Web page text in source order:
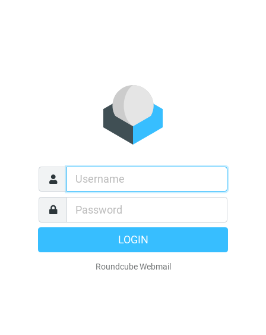
LOGIN
Roundcube Webmail